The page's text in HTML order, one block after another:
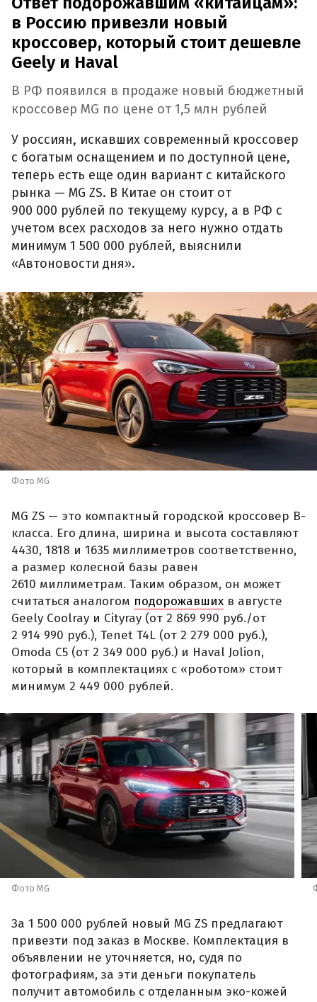
в Россию привезли новый
кроссовер, который стоит дешевле
Geely и Haval
В РФ появился в продаже новый бюджетный
кроссовер MG по цене от 1,5 млн рублей
У россиян, искавших современный кроссовер
с богатым оснащением и по доступной цене,
теперь есть еще один вариант с китайского
рынка — MG ZS. В Китае он стоит от
900 000 рублей по текущему курсу, а в РФ с
учетом всех расходов за него нужно отдать
минимум 1 500 000 рублей, выяснили
«Автоновости дня».
Фото MG
MG ZS — это компактный городской кроссовер B-
класса. Его длина, ширина и высота составляют
4430, 1818 и 1635 миллиметров соответственно,
а размер колесной базы равен
2610 миллиметрам. Таким образом, он может
считаться аналогом подорожавших в августе
Geely Coolray и Cityray (от 2 869 990 руб./от
2 914 990 руб.), Tenet T4L (от 2 279 000 руб.),
Omoda C5 (от 2 349 000 руб.) и Haval Jolion,
который в комплектациях с «роботом» стоит
минимум 2 449 000 рублей.
Фото MG
За 1 500 000 рублей новый MG ZS предлагают
привезти под заказ в Москве. Комплектация в
объявлении не уточняется, но, судя по
фотографиям, за эти деньги покупатель
получит автомобиль с отделанным эко-кожей